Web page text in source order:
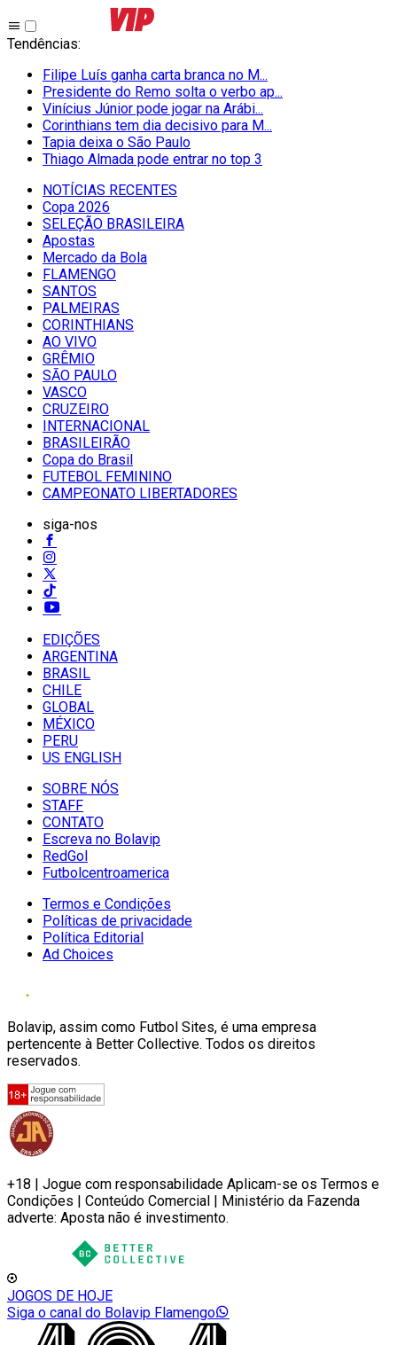
Tendências:
Filipe Luís ganha carta branca no M...
Presidente do Remo solta o verbo ap...
Vinícius Júnior pode jogar na Arábi...
Corinthians tem dia decisivo para M...
Tapia deixa o São Paulo
Thiago Almada pode entrar no top 3
NOTÍCIAS RECENTES
Copa 2026
SELEÇÃO BRASILEIRA
Apostas
Mercado da Bola
FLAMENGO
SANTOS
PALMEIRAS
CORINTHIANS
AO VIVO
GRÊMIO
SĀO PAULO
VASCO
CRUZEIRO
INTERNACIONAL
BRASILEIRÃO
Copa do Brasil
FUTEBOL FEMININO
CAMPEONATO LIBERTADORES
siga-nos
EDIÇÕES
ARGENTINA
BRASIL
CHILE
GLOBAL
MÉXICO
PERU
US ENGLISH
SOBRE NÓS
STAFF
CONTATO
Escreva no Bolavip
RedGol
Futbolcentroamerica
Termos e Condições
Políticas de privacidade
Política Editorial
Ad Choices
Bolavip, assim como Futbol Sites, é uma empresa
pertencente à Better Collective. Todos os direitos
reservados.
+18 | Jogue com responsabilidade Aplicam-se os Termos e
Condições | Conteúdo Comercial | Ministério da Fazenda
adverte: Aposta não é investimento.
JOGOS DE HOJE
Siga o canal do Bolavip Flamengo